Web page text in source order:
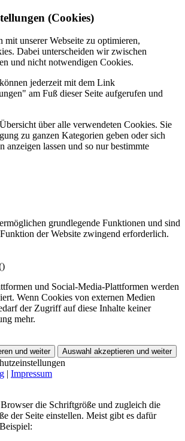
(Cookies)
unserer Webseite zu optimieren,
Dabei unterscheiden wir zwischen
und nicht notwendigen Cookies.
jederzeit mit dem Link
am Fuß dieser Seite aufgerufen und
über alle verwendeten Cookies. Sie
zu ganzen Kategorien geben oder sich
anzeigen lassen und so nur bestimmte
grundlegende Funktionen und sind
der Website zwingend erforderlich.
)
und Social-Media-Plattformen werden
Wenn Cookies von externen Medien
der Zugriff auf diese Inhalte keiner
mehr.
und weiter Auswahl akzeptieren und weiter
| Impressum
die Schriftgröße und zugleich die
der Seite einstellen. Meist gibt es dafür